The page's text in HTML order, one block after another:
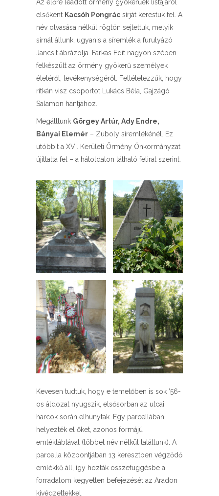
Az előre leadott örmény gyökerűek listájáról
elsőként Kacsóh Pongrác sírját kerestük fel. A
név olvasása nélkül rögtön sejtettük, melyik
sírnál állunk, ugyanis a síremlék a furulyázó
Jancsit ábrázolja. Farkas Edit nagyon szépen
felkészült az örmény gyökerű személyek
életéről, tevékenységéről. Feltételezzük, hogy
ritkán visz csoportot Lukács Béla, Gajzágó
Salamon hantjához.
Megálltunk Görgey Artúr, Ady Endre,
Bányai Elemér – Zuboly síremlékénél. Ez
utóbbit a XVI. Kerületi Örmény Önkormányzat
újíttatta fel – a hátoldalon látható felirat szerint.
Kevesen tudtuk, hogy e temetőben is sok ’56-
os áldozat nyugszik, elsősorban az utcai
harcok során elhunytak. Egy parcellában
helyezték el őket, azonos formájú
emléktáblával (többet név nélkül találtunk). A
parcella központjában 13 keresztben végződő
emlékkő áll, így hozták összefüggésbe a
forradalom kegyetlen befejezését az Aradon
kivégzettekkel.